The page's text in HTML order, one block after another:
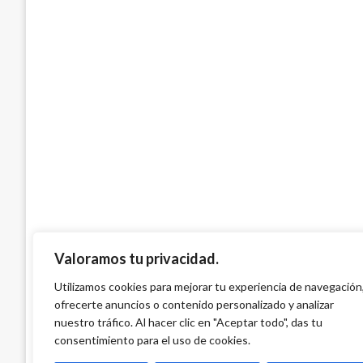
Valoramos tu privacidad.
Utilizamos cookies para mejorar tu experiencia de navegación,
ofrecerte anuncios o contenido personalizado y analizar
nuestro tráfico. Al hacer clic en "Aceptar todo", das tu
consentimiento para el uso de cookies.